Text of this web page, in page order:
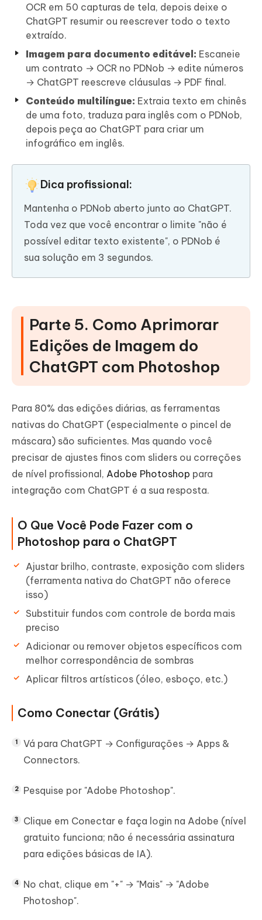
OCR em 50 capturas de tela, depois deixe o
ChatGPT resumir ou reescrever todo o texto
extraído.
Imagem para documento editável: Escaneie
um contrato → OCR no PDNob → edite números
→ ChatGPT reescreve cláusulas → PDF final.
Conteúdo multilíngue: Extraia texto em chinês
de uma foto, traduza para inglês com o PDNob,
depois peça ao ChatGPT para criar um
infográfico em inglês.
Dica profissional:
Mantenha o PDNob aberto junto ao ChatGPT.
Toda vez que você encontrar o limite "não é
possível editar texto existente", o PDNob é
sua solução em 3 segundos.
Parte 5. Como Aprimorar
Edições de Imagem do
ChatGPT com Photoshop
Para 80% das edições diárias, as ferramentas
nativas do ChatGPT (especialmente o pincel de
máscara) são suficientes. Mas quando você
precisar de ajustes finos com sliders ou correções
de nível profissional, Adobe Photoshop para
integração com ChatGPT é a sua resposta.
O Que Você Pode Fazer com o
Photoshop para o ChatGPT
Ajustar brilho, contraste, exposição com sliders
(ferramenta nativa do ChatGPT não oferece
isso)
Substituir fundos com controle de borda mais
preciso
Adicionar ou remover objetos específicos com
melhor correspondência de sombras
Aplicar filtros artísticos (óleo, esboço, etc.)
Como Conectar (Grátis)
Vá para ChatGPT → Configurações → Apps &
Connectors.
Pesquise por "Adobe Photoshop".
Clique em Conectar e faça login na Adobe (nível
gratuito funciona; não é necessária assinatura
para edições básicas de IA).
No chat, clique em "+" → "Mais" → "Adobe
Photoshop".